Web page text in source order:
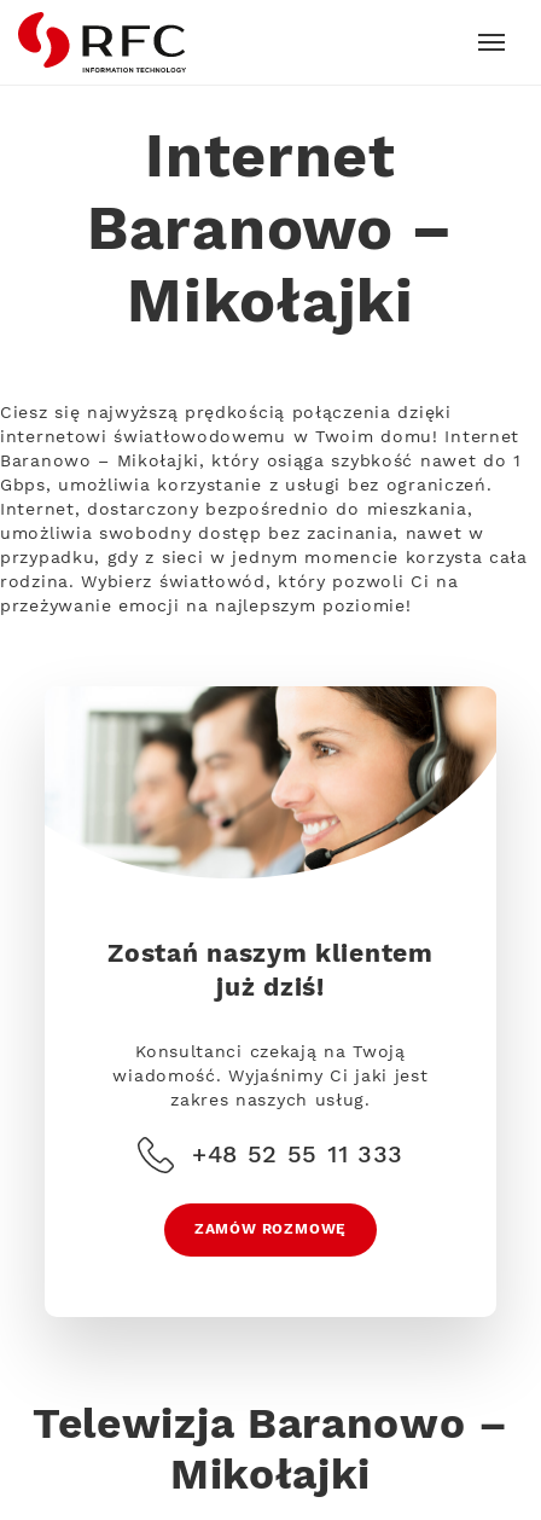
RFC
Internet
Baranowo –
Mikołajki
Ciesz się najwyższą prędkością połączenia dzięki
internetowi światłowodowemu w Twoim domu! Internet
Baranowo – Mikołajki, który osiąga szybkość nawet do 1
Gbps, umożliwia korzystanie z usługi bez ograniczeń.
Internet, dostarczony bezpośrednio do mieszkania,
umożliwia swobodny dostęp bez zacinania, nawet w
przypadku, gdy z sieci w jednym momencie korzysta cała
rodzina. Wybierz światłowód, który pozwoli Ci na
przeżywanie emocji na najlepszym poziomie!
Zostań naszym klientem
już dziś!
Konsultanci czekają na Twoją
wiadomość. Wyjaśnimy Ci jaki jest
zakres naszych usług.
+48 52 55 11 333
ZAMÓW ROZMOWĘ
Telewizja Baranowo –
Mikołajki